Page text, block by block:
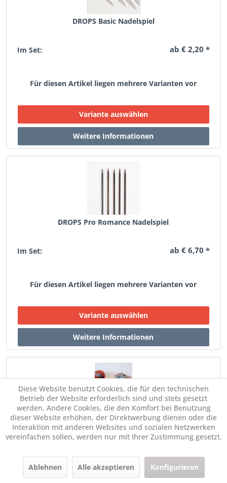
DROPS Basic Nadelspiel
Im Set: ab € 2,20 *
Für diesen Artikel liegen mehrere Varianten vor
DROPS Pro Romance Nadelspiel
Im Set: ab € 6,70 *
Für diesen Artikel liegen mehrere Varianten vor
Addi CraSyTrio Rundstricknadeln
Diese Website benutzt Cookies, die für den technischen
Betrieb der Website erforderlich sind und stets gesetzt
werden. Andere Cookies, die den Komfort bei Benutzung
dieser Website erhöhen, der Direktwerbung dienen oder die
Interaktion mit anderen Websites und sozialen Netzwerken
vereinfachen sollen, werden nur mit Ihrer Zustimmung gesetzt.
Ablehnen Alle akzeptieren Konfigurieren